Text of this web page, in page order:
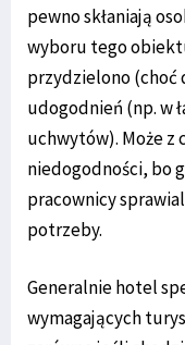
pewno skłaniają
wyboru tego
przydzielono (choć
udogodnień (np. w
uchwytów). Może
niedogodności, bo
pracownicy
potrzeby.
Generalnie hotel
wymagających